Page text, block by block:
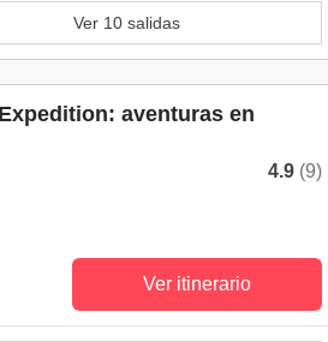
Ver 10 salidas
aventuras en
4.9 (9)
Ver itinerario